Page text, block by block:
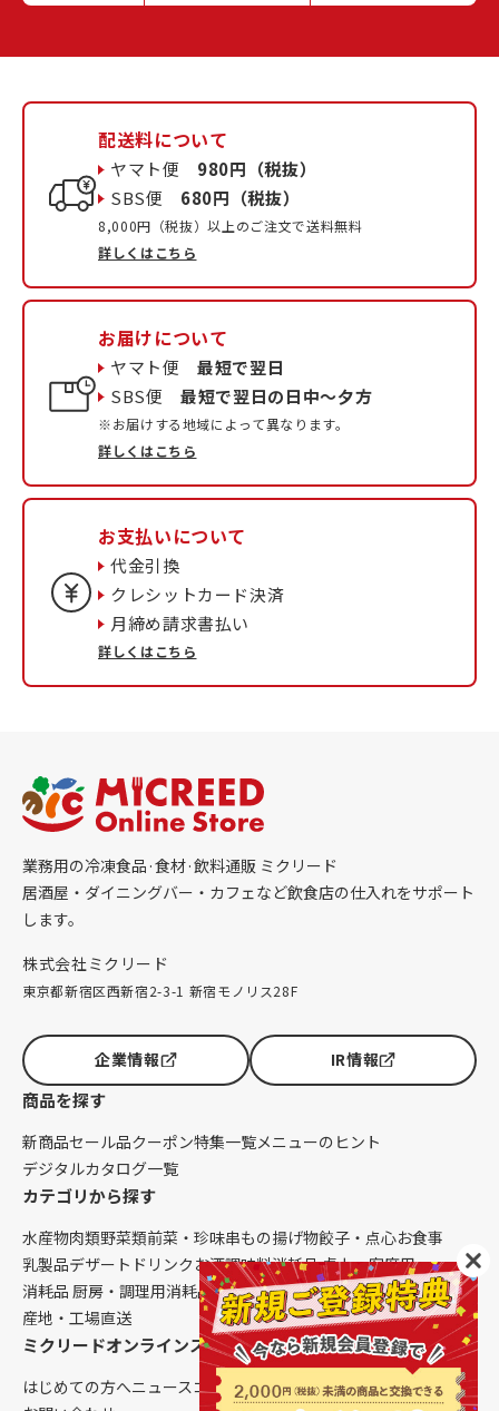
配送料について
ヤマト便 980円（税抜）
SBS便 680円（税抜）
8,000円（税抜）以上のご注文で送料無料
詳しくはこちら
お届けについて
ヤマト便最短で翌日
SBS便最短で翌日の日中〜夕方
※お届けする地域によって異なります。
詳しくはこちら
お支払いについて
代金引換
クレシットカード決済
月締め請求書払い
詳しくはこちら
業務用の冷凍食品·食材·飲料通販 ミクリード
居酒屋・ダイニングバー・カフェなど飲食店の仕入れをサポート
します。
株式会社ミクリード
東京都新宿区西新宿2-3-1 新宿モノリス28F
企業情報 IR情報
商品を探す
新商品セール品クーポン特集一覧メニューのヒント
デジタルカタログ一覧
カテゴリから探す
水産物肉類野菜類前菜・珍味串もの揚げ物餃子・点心お食事
乳製品デザート ドリンク お酒調味料消耗品 卓上・客席用
消耗品 厨房・調理用消耗品 クレンリネス生鮮品（配送便限定）
産地・工場直送
ミクリードオンラインストアについて
はじめての方へニュースコラムご利用ガイド会社概要